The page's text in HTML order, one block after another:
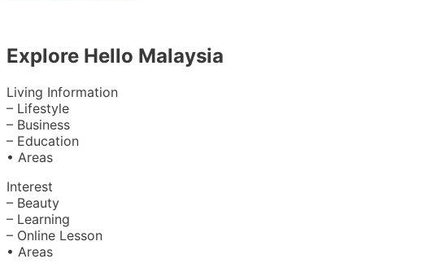
Explore Hello Malaysia
Living Information
– Lifestyle
– Business
– Education
• Areas
Interest
– Beauty
– Learning
– Online Lesson
• Areas